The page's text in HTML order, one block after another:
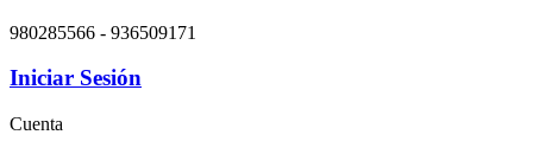
980285566 - 936509171
Iniciar Sesión
Cuenta